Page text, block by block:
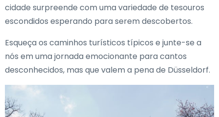
cidade surpreende com uma variedade de tesouros
escondidos esperando para serem descobertos.
Esqueça os caminhos turísticos típicos e junte-se a
nós em uma jornada emocionante para cantos
desconhecidos, mas que valem a pena de Düsseldorf.